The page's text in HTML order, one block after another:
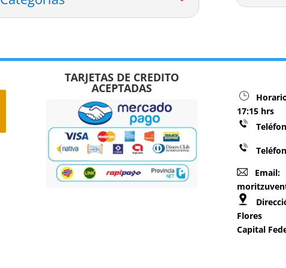
TARJETAS DE CREDITO
ACEPTADAS
17:15 hrs
Email:
Flores
Capital